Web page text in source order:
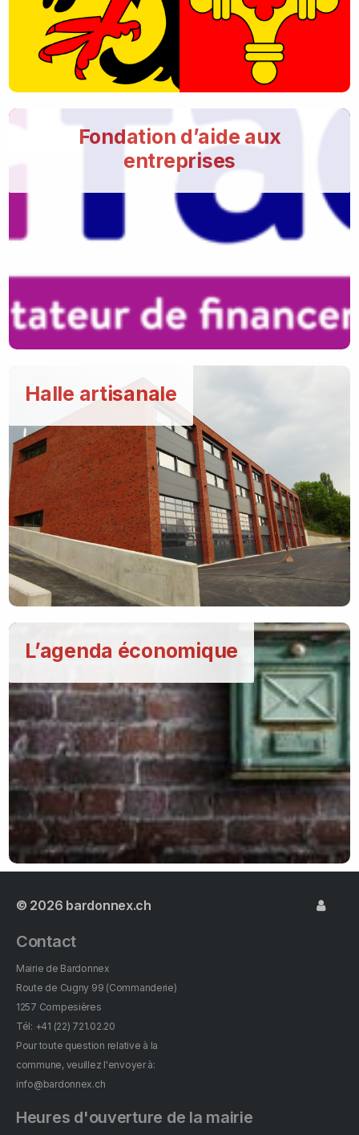
Fondation d’aide aux
entreprises
Halle artisanale
L’agenda économique
© 2026 bardonnex.ch
Contact
Mairie de Bardonnex
Route de Cugny 99 (Commanderie)
1257 Compesières
Tél: +41 (22) 721.02.20
Pour toute question relative à la
commune, veuillez l'envoyer à:
info@bardonnex.ch
Heures d'ouverture de la mairie